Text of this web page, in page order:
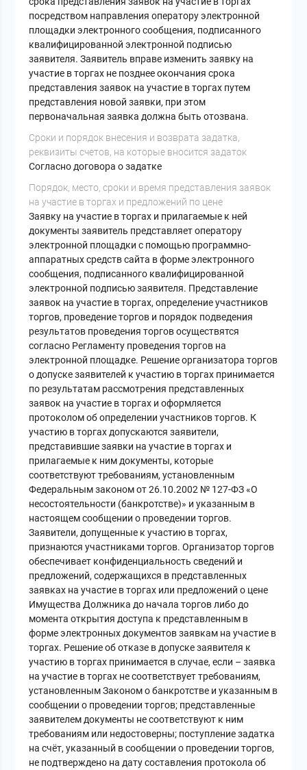
посредством направления оператору электронной
площадки электронного сообщения, подписанного
квалифицированной электронной подписью
заявителя. Заявитель вправе изменить заявку на
участие в торгах не позднее окончания срока
представления заявок на участие в торгах путем
представления новой заявки, при этом
первоначальная заявка должна быть отозвана.
Cроки и порядок внесения и возврата задатка,
реквизиты счетов, на которые вносится задаток
Согласно договора о задатке
Порядок, место, сроки и время представления заявок
на участие в торгах и предложений по цене
Заявку на участие в торгах и прилагаемые к ней
документы заявитель представляет оператору
электронной площадки с помощью программно-
аппаратных средств сайта в форме электронного
сообщения, подписанного квалифицированной
электронной подписью заявителя. Представление
заявок на участие в торгах, определение участников
торгов, проведение торгов и порядок подведения
результатов проведения торгов осуществятся
согласно Регламенту проведения торгов на
электронной площадке. Решение организатора торгов
о допуске заявителей к участию в торгах принимается
по результатам рассмотрения представленных
заявок на участие в торгах и оформляется
протоколом об определении участников торгов. К
участию в торгах допускаются заявители,
представившие заявки на участие в торгах и
прилагаемые к ним документы, которые
соответствуют требованиям, установленным
Федеральным законом от 26.10.2002 № 127-ФЗ «О
несостоятельности (банкротстве)» и указанным в
настоящем сообщении о проведении торгов.
Заявители, допущенные к участию в торгах,
признаются участниками торгов. Организатор торгов
обеспечивает конфиденциальность сведений и
предложений, содержащихся в представленных
заявках на участие в торгах или предложений о цене
Имущества Должника до начала торгов либо до
момента открытия доступа к представленным в
форме электронных документов заявкам на участие в
торгах. Решение об отказе в допуске заявителя к
участию в торгах принимается в случае, если – заявка
на участие в торгах не соответствует требованиям,
установленным Законом о банкротстве и указанным в
сообщении о проведении торгов; представленные
заявителем документы не соответствуют к ним
требованиям или недостоверны; поступление задатка
на счёт, указанный в сообщении о проведении торгов,
не подтверждено на дату составления протокола об